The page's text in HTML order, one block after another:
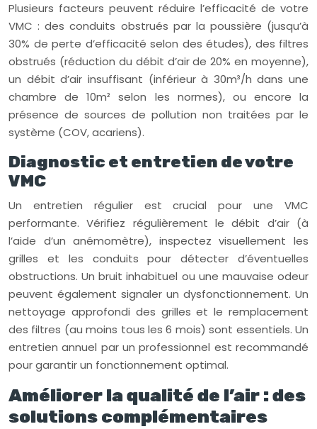
Plusieurs facteurs peuvent réduire l’efficacité de votre
VMC : des conduits obstrués par la poussière (jusqu’à
30% de perte d’efficacité selon des études), des filtres
obstrués (réduction du débit d’air de 20% en moyenne),
un débit d’air insuffisant (inférieur à 30m³/h dans une
chambre de 10m² selon les normes), ou encore la
présence de sources de pollution non traitées par le
système (COV, acariens).
Diagnostic et entretien de votre
VMC
Un entretien régulier est crucial pour une VMC
performante. Vérifiez régulièrement le débit d’air (à
l’aide d’un anémomètre), inspectez visuellement les
grilles et les conduits pour détecter d’éventuelles
obstructions. Un bruit inhabituel ou une mauvaise odeur
peuvent également signaler un dysfonctionnement. Un
nettoyage approfondi des grilles et le remplacement
des filtres (au moins tous les 6 mois) sont essentiels. Un
entretien annuel par un professionnel est recommandé
pour garantir un fonctionnement optimal.
Améliorer la qualité de l’air : des
solutions complémentaires